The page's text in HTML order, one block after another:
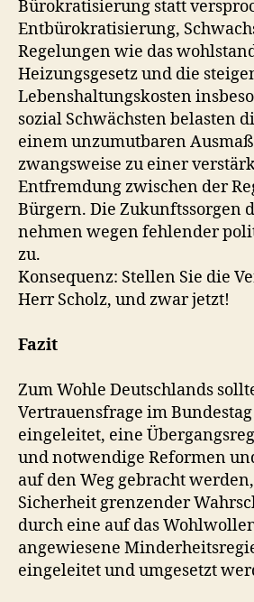
Bürokratisierung statt
Entbürokratisierung,
Regelungen wie das
Heizungsgesetz und die
Lebenshaltungskosten
sozial Schwächsten belasten
einem unzumutbaren
zwangsweise zu einer
Entfremdung zwischen der
Bürgern. Die Zukunftssorgen
nehmen wegen fehlender
zu.
Konsequenz: Stellen Sie die
Herr Scholz, und zwar jetzt!
Fazit
Zum Wohle Deutschlands
Vertrauensfrage im
eingeleitet, eine
und notwendige Reformen
auf den Weg gebracht
Sicherheit grenzender
durch eine auf das
angewiesene
eingeleitet und umgesetzt